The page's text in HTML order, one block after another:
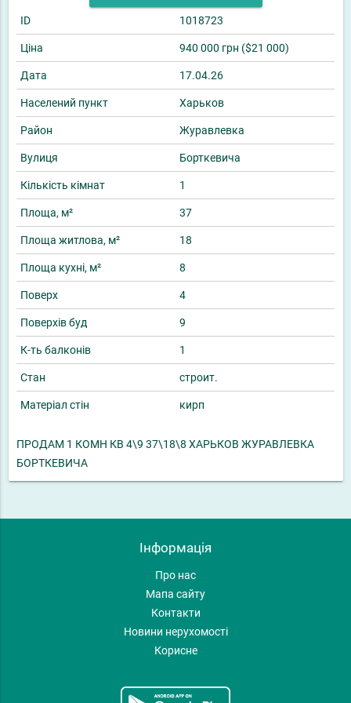
ID 1018723
Ціна 940 000 грн ($21 000)
Дата 17.04.26
Населений пункт Харьков
Район Журавлевка
Вулиця Борткевича
Кількість кімнат 1
Площа, м² 37
Площа житлова, м² 18
Площа кухні, м² 8
Поверх 4
Поверхів буд 9
К-ть балконів 1
Стан строит.
Матеріал стін кирп
ПРОДАМ 1 КОМН КВ 4\9 37\18\8 ХАРЬКОВ ЖУРАВЛЕВКА
БОРТКЕВИЧА
Інформація
Про нас
Мапа сайту
Контакти
Новини нерухомості
Корисне